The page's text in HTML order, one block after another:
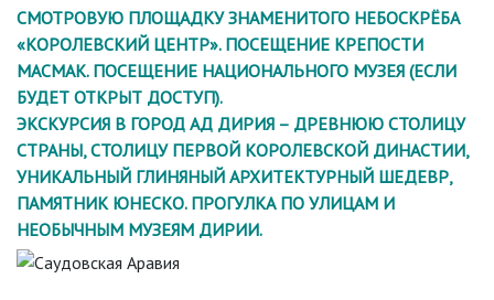
СМОТРОВУЮ ПЛОЩАДКУ ЗНАМЕНИТОГО НЕБОСКРЁБА
«КОРОЛЕВСКИЙ ЦЕНТР». ПОСЕЩЕНИЕ КРЕПОСТИ
МАСМАК. ПОСЕЩЕНИЕ НАЦИОНАЛЬНОГО МУЗЕЯ (ЕСЛИ
БУДЕТ ОТКРЫТ ДОСТУП).
ЭКСКУРСИЯ В ГОРОД АД ДИРИЯ – ДРЕВНЮЮ СТОЛИЦУ
СТРАНЫ, СТОЛИЦУ ПЕРВОЙ КОРОЛЕВСКОЙ ДИНАСТИИ,
УНИКАЛЬНЫЙ ГЛИНЯНЫЙ АРХИТЕКТУРНЫЙ ШЕДЕВР,
ПАМЯТНИК ЮНЕСКО. ПРОГУЛКА ПО УЛИЦАМ И
НЕОБЫЧНЫМ МУЗЕЯМ ДИРИИ.